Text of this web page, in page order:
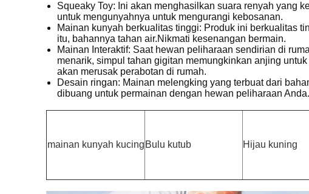
Squeaky Toy: Ini akan menghasilkan suara renyah yang
untuk mengunyahnya untuk mengurangi kebosanan.
Mainan kunyah berkualitas tinggi: Produk ini berkualitas
itu, bahannya tahan air.Nikmati kesenangan bermain.
Mainan Interaktif: Saat hewan peliharaan sendirian di
menarik, simpul tahan gigitan memungkinkan anjing
akan merusak perabotan di rumah.
Desain ringan: Mainan melengking yang terbuat dari
dibuang untuk permainan dengan hewan peliharaan Anda.
mainan kunyah kucing Bulu kutub Hijau kuning